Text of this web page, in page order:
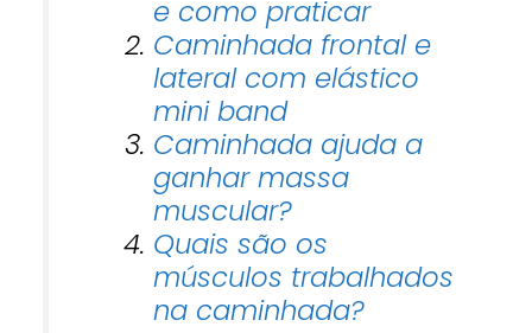
e como praticar
Caminhada frontal e
lateral com elástico
mini band
Caminhada ajuda a
ganhar massa
muscular?
Quais são os
músculos trabalhados
na caminhada?